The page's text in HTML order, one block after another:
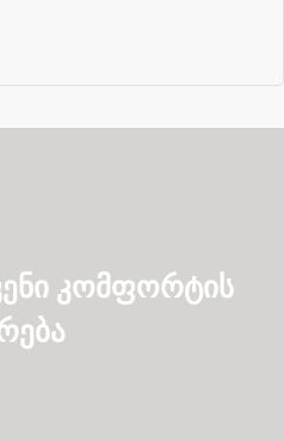
კომფორტის